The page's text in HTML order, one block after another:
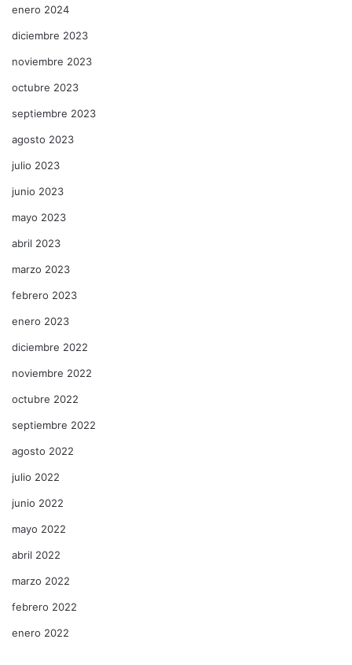
enero 2024
diciembre 2023
noviembre 2023
octubre 2023
septiembre 2023
agosto 2023
julio 2023
junio 2023
mayo 2023
abril 2023
marzo 2023
febrero 2023
enero 2023
diciembre 2022
noviembre 2022
octubre 2022
septiembre 2022
agosto 2022
julio 2022
junio 2022
mayo 2022
abril 2022
marzo 2022
febrero 2022
enero 2022